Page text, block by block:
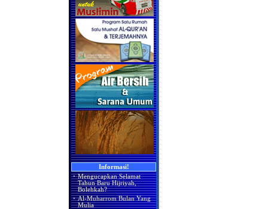
Informasi!
· Mengucapkan Selamat
Tahun Baru Hijriyah,
Bolehkah?
· Al-Muharrom Bulan Yang
Mulia